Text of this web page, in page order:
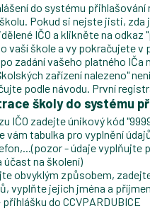
do systému
Pokud si nejste jisti, zda
IČO a klikněte na
vaší škole a vy pokračujete
zadání vašeho platného IČa
zařízení nalezeno"
podle návodu. První
školy do systému
IČO zadejte únikový kód
vám tabulka pro vyplnění
- údaje vyplňujte
účast na školení)
obvyklým způsobem,
vyplňte jejich jména a
do CCVPARDUBICE